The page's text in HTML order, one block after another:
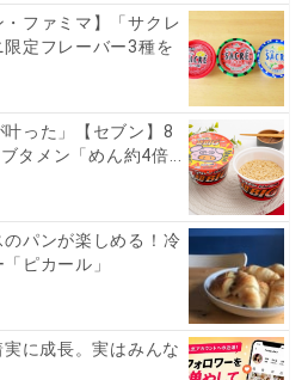
・ファミマ】「サクレ
定フレーバー3種を
叶った」【セブン】8
タメン「めん約4倍...
パンが楽しめる！冷
ピカール」
に成長。実はみんな